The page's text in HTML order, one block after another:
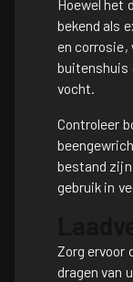
Hoewel het
bekend als
en corrosie,
buitenshuis
vocht.
Controleer
bestand
gebruik in
Zorg ervoor
dragen van